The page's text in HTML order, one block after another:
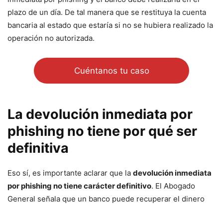
plazo de un día. De tal manera que se restituya la cuenta
bancaria al estado que estaría si no se hubiera realizado la
operación no autorizada.
Cuéntanos tu caso
La devolución inmediata por
phishing no tiene por qué ser
definitiva
Eso sí, es importante aclarar que la devolución inmediata
por phishing no tiene carácter definitivo. El Abogado
General señala que un banco puede recuperar el dinero